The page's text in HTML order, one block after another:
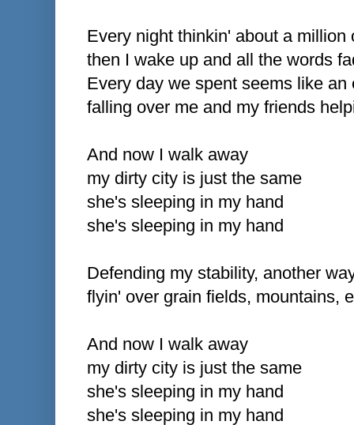
Every night thinkin' about a
then I wake up and all the words
Every day we spent seems like an
falling over me and my friends
And now I walk away
my dirty city is just the same
she's sleeping in my hand
she's sleeping in my hand
Defending my stability, another
flyin' over grain fields, mountains,
And now I walk away
my dirty city is just the same
she's sleeping in my hand
she's sleeping in my hand